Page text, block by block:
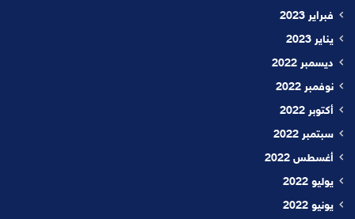
فبراير 2023
يناير 2023
ديسمبر 2022
نوفمبر 2022
أكتوبر 2022
سبتمبر 2022
أغسطس 2022
يوليو 2022
يونيو 2022